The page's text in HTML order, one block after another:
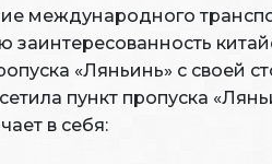
международного
«Ляньинь» с своей
пункт пропуска
в себя: